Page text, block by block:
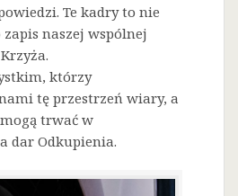
Te kadry to nie
naszej wspólnej
którzy
tę przestrzeń wiary, a
trwać w
dar Odkupienia.